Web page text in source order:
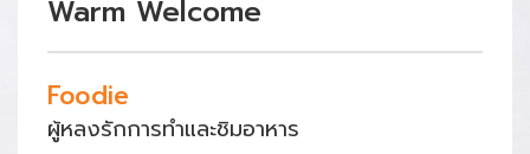
Warm Welcome
Foodie
ผู้หลงรักการทำและชิมอาหาร